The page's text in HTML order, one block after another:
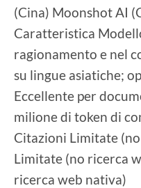
(Cina) Moonshot AI
Caratteristica
ragionamento e nel
su lingue asiatiche;
Eccellente per
milione di token di
Citazioni Limitate
Limitate (no ricerca
ricerca web nativa)